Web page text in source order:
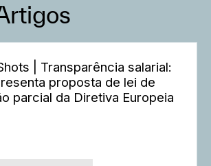
| Transparência salarial:
proposta de lei de
parcial da Diretiva Europeia